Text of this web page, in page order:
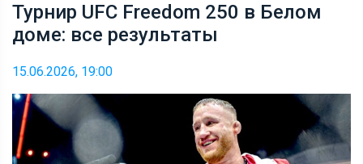
Турнир UFC Freedom 250 в Белом
доме: все результаты
15.06.2026, 19:00